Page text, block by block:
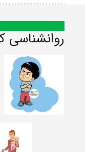
روانشناسی